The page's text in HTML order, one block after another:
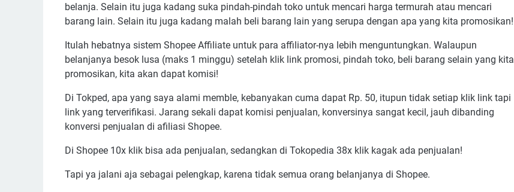
belanja. Selain itu juga kadang suka pindah-pindah toko untuk mencari harga termurah atau mencari
barang lain. Selain itu juga kadang malah beli barang lain yang serupa dengan apa yang kita promosikan!
Itulah hebatnya sistem Shopee Affiliate untuk para affiliator-nya lebih menguntungkan. Walaupun
belanjanya besok lusa (maks 1 minggu) setelah klik link promosi, pindah toko, beli barang selain yang kita
promosikan, kita akan dapat komisi!
Di Tokped, apa yang saya alami memble, kebanyakan cuma dapat Rp. 50, itupun tidak setiap klik link tapi
link yang terverifikasi. Jarang sekali dapat komisi penjualan, konversinya sangat kecil, jauh dibanding
konversi penjualan di afiliasi Shopee.
Di Shopee 10x klik bisa ada penjualan, sedangkan di Tokopedia 38x klik kagak ada penjualan!
Tapi ya jalani aja sebagai pelengkap, karena tidak semua orang belanjanya di Shopee.